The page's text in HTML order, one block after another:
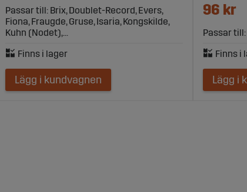
Passar till: Brix, Doublet-Record, Evers,
Fiona, Fraugde, Gruse, Isaria, Kongskilde,
Kuhn (Nodet),...
Lägg i kundvagnen
96 kr
Passar
Lägg i